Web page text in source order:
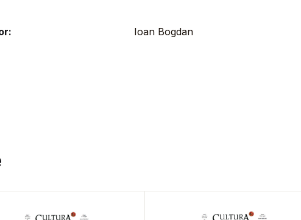
Ioan Bogdan